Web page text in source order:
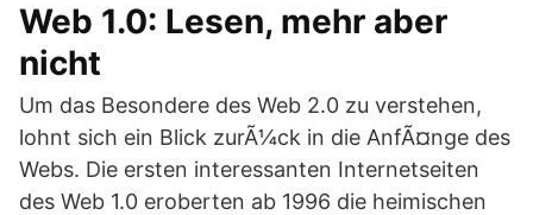
Web 1.0: Lesen, mehr aber
nicht
Um das Besondere des Web 2.0 zu verstehen,
lohnt sich ein Blick zurÃ¼ck in die AnfÃ¤nge des
Webs. Die ersten interessanten Internetseiten
des Web 1.0 eroberten ab 1996 die heimischen